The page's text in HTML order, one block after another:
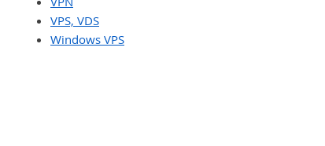
VPS, VDS
Windows VPS